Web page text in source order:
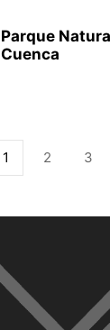
Parque
Cuenca
1 2 3